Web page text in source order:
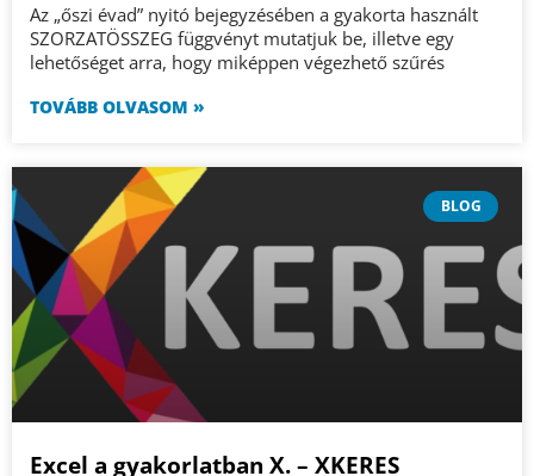
Az „őszi évad” nyitó bejegyzésében a gyakorta használt
SZORZATÖSSZEG függvényt mutatjuk be, illetve egy
lehetőséget arra, hogy miképpen végezhető szűrés
TOVÁBB OLVASOM »
BLOG
Excel a gyakorlatban X. – XKERES